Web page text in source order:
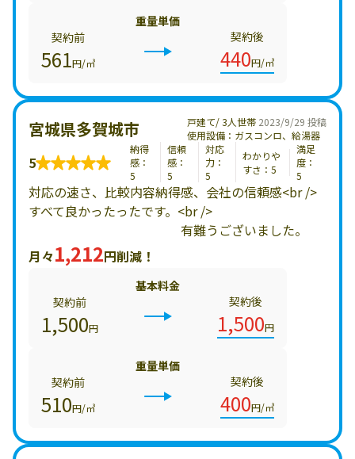
重量単価
契約前
561円/㎥
契約後
440円/㎥
2023/9/29 投稿
宮城県多賀城市
戸建て/ 3人世帯
使用設備：ガスコンロ、給湯器
5
納得
感：
5
信頼
感：
5
対応
力：
5
わかりや
すさ：5
満足
度：
5
対応の速さ、比較内容納得感、会社の信頼感<br />
すべて良かったったです。<br />
有難うございました。
月々1,212円削減！
基本料金
契約前
1,500円
契約後
1,500円
重量単価
契約前
510円/㎥
契約後
400円/㎥